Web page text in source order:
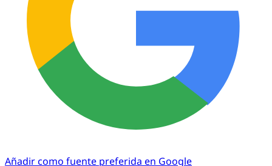
Añadir como fuente preferida en Google